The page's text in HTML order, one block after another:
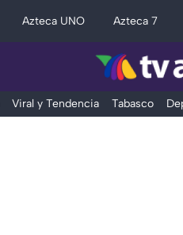
Azteca UNO Azteca 7
Viral y Tendencia Tabasco